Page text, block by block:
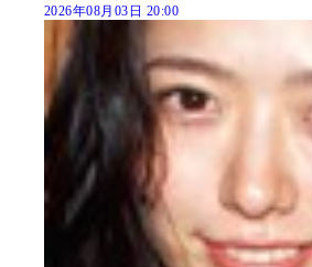
2026年08月03日 20:00